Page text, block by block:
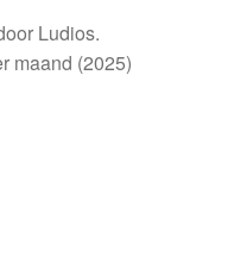
Ludios.
maand (2025)